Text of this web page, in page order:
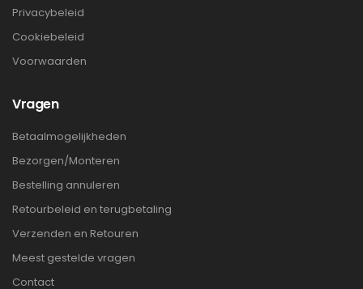
Privacybeleid
Cookiebeleid
Voorwaarden
Vragen
Betaalmogelijkheden
Bezorgen/Monteren
Bestelling annuleren
Retourbeleid en terugbetaling
Verzenden en Retouren
Meest gestelde vragen
Contact